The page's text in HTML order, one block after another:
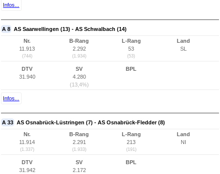
Infos...
A 8 AS Saarwellingen (13) - AS Schwalbach (14)
Nr.
11.913
(744)
B-Rang
2.292
(1.934)
L-Rang
53
(53)
Land
SL
DTV
31.940
SV
4.280
(13,4%)
BPL
Infos...
A 33 AS Osnabrück-Lüstringen (7) - AS Osnabrück-Fledder (8)
Nr.
11.914
(1.337)
B-Rang
2.291
(1.933)
L-Rang
213
(191)
Land
NI
DTV
31.942
SV
2.172
BPL